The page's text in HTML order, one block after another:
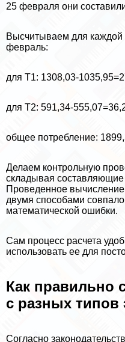
25 февраля они
Высчитываем для каждой
февраль:
для Т1: 1308,03-
для Т2: 591,34-
общее потрeбление:
Делаем контрольную
складывая
Проведенное
двумя способами
математической ошибки.
Сам процесс расчета
использовать ее для
Как правильно
с разных типов
Согласно